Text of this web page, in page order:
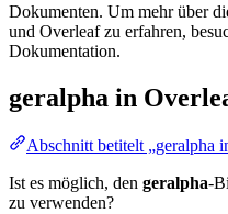
Dokumenten. Um mehr über
und Overleaf zu erfahren,
Dokumentation.
geralpha in
Abschnitt betitelt „geralpha
Ist es möglich, den geralpha-
zu verwenden?